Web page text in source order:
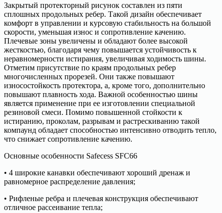
Закрытый протекторный рисунок составлен из пяти
сплошных продольных ребер. Такой дизайн обеспечивает
комфорт в управлении и курсовую стабильность на большой
скорости, уменьшая износ и сопротивление качению.
Плечевые зоны увеличены и обладают более высокой
жесткостью, благодаря чему повышается устойчивость к
неравномерности истирания, увеличивая ходимость шины.
Отметим присутствие по краям продольных ребер
многочисленных прорезей. Они также повышают
износостойкость протектора, а, кроме того, дополнительно
повышают плавность хода. Важной особенностью шины
является применение при ее изготовлении специальной
резиновой смеси. Помимо повышенной стойкости к
истиранию, проколам, разрывам и растрескиванию такой
компаунд обладает способностью интенсивно отводить тепло,
что снижает сопротивление качению.
Основные особенности Safecess SFC66
• 4 широкие канавки обеспечивают хороший дренаж и
равномерное распределение давления;
• Рифленые ребра и плечевая конструкция обеспечивают
отличное рассеивание тепла;